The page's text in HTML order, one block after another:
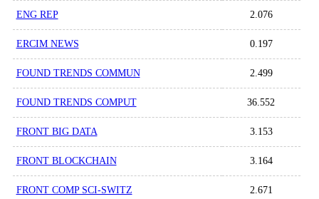
ENG REP 2.076
ERCIM NEWS 0.197
FOUND TRENDS COMMUN 2.499
FOUND TRENDS COMPUT 36.552
FRONT BIG DATA 3.153
FRONT BLOCKCHAIN 3.164
FRONT COMP SCI-SWITZ 2.671